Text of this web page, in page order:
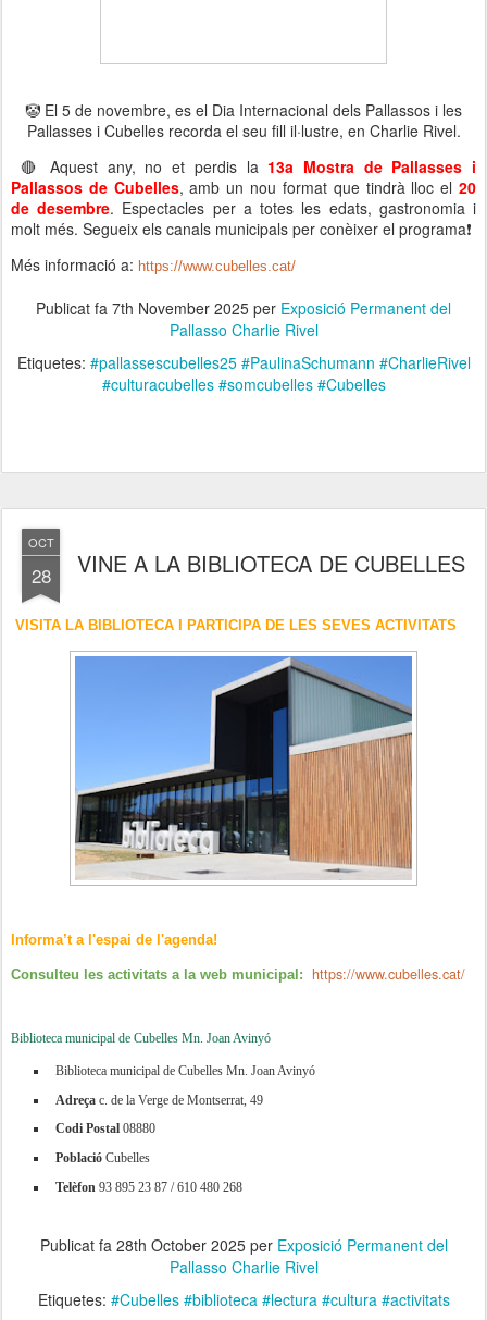
🤡 El 5 de novembre, es el Dia Internacional dels Pallassos i les
Pallasses i Cubelles recorda el seu fill il·lustre, en Charlie Rivel.
🔴 Aquest any, no et perdis la 13a Mostra de Pallasses i
Pallassos de Cubelles, amb un nou format que tindrà lloc el 20
de desembre. Espectacles per a totes les edats, gastronomia i
molt més. Segueix els canals municipals per conèixer el programa❗
Més informació a: https://www.cubelles.cat/
Publicat fa 7th November 2025 per Exposició Permanent del
Pallasso Charlie Rivel
Etiquetes: #pallassescubelles25 #PaulinaSchumann #CharlieRivel
#culturacubelles #somcubelles #Cubelles
OCT
28 VINE A LA BIBLIOTECA DE CUBELLES
VISITA LA BIBLIOTECA I PARTICIPA DE LES SEVES ACTIVITATS
Informa’t a l'espai de l'agenda!
Consulteu les activitats a la web municipal: https://www.cubelles.cat/
Biblioteca municipal de Cubelles Mn. Joan Avinyó
Biblioteca municipal de Cubelles Mn. Joan Avinyó
Adreça c. de la Verge de Montserrat, 49
Codi Postal 08880
Població Cubelles
Telèfon 93 895 23 87 / 610 480 268
Publicat fa 28th October 2025per Exposició Permanent del
Pallasso Charlie Rivel
Etiquetes: #Cubelles #biblioteca #lectura #cultura #activitats